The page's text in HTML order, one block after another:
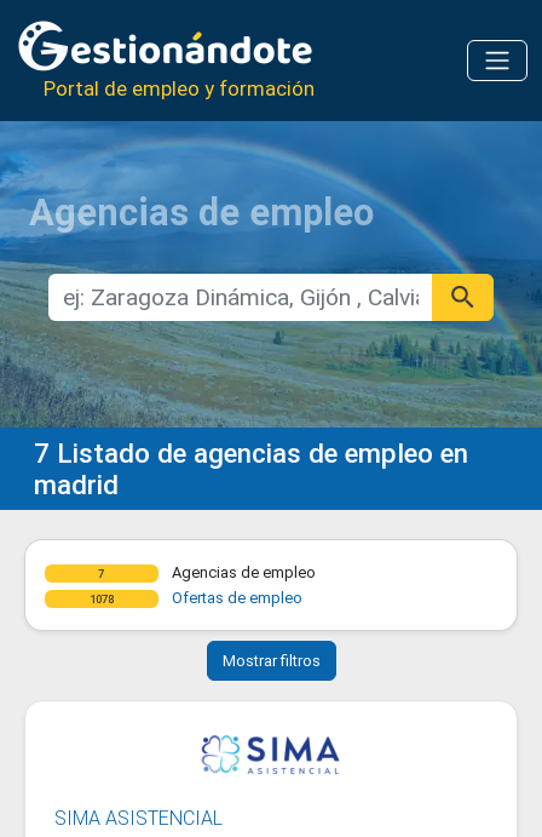
Portal de empleo y formación
Agencias de empleo
7 Listado de agencias de empleo en
madrid
7 Agencias de empleo
1078 Ofertas de empleo
Mostrar filtros
SIMA ASISTENCIAL